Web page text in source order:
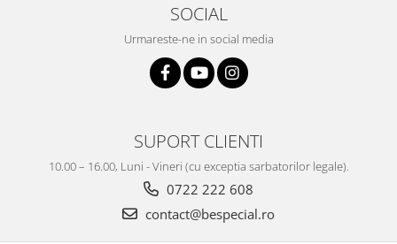
SOCIAL
Urmareste-ne in social media
SUPORT CLIENTI
10.00 – 16.00, Luni - Vineri (cu exceptia sarbatorilor legale).
0722 222 608
contact@bespecial.ro